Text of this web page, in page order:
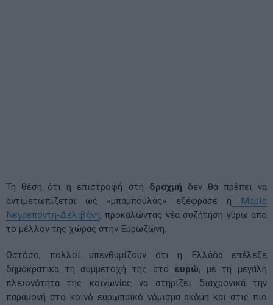
Τη θέση ότι η επιστροφή στη δραχμή δεν θα πρέπει να
αντιμετωπίζεται ως «μπαμπούλας» εξέφρασε η Μαρία
Νεγρεπόντη-Δελιβάνη, προκαλώντας νέα συζήτηση γύρω από
το μέλλον της χώρας στην Ευρωζώνη.
Ωστόσο, πολλοί υπενθυμίζουν ότι η Ελλάδα επέλεξε
δημοκρατικά τη συμμετοχή της στο ευρώ, με τη μεγάλη
πλειονότητα της κοινωνίας να στηρίζει διαχρονικά την
παραμονή στο κοινό ευρωπαϊκό νόμισμα ακόμη και στις πιο